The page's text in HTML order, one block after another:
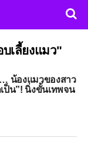
เลี้ยงแมว"
น้องแมวของสาว
ป็น”! นิ่งขั้นเทพจน